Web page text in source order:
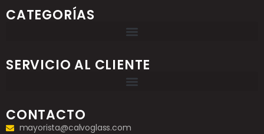
CATEGORÍAS
SERVICIO AL CLIENTE
CONTACTO
mayorista@calvoglass.com